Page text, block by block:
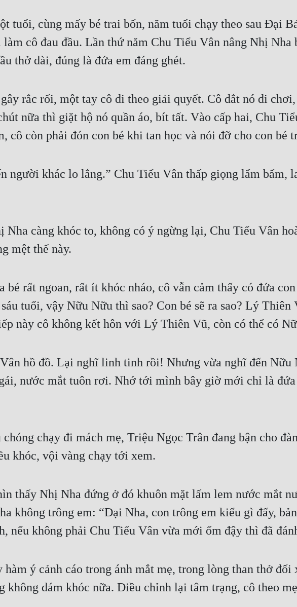
tuổi, cùng mấy bé trai bốn, năm tuổi chạy theo sau Đại
cô đau đầu. Lần thứ năm Chu Tiểu Vân nâng Nhị Nha
thở dài, đúng là đứa em đáng ghét.
rắc rối, một tay cô đi theo giải quyết. Cô dắt nó đi
nữa thì giặt hộ nó quần áo, bít tất. Vào cấp hai, Chu
cô còn phải đón con bé khi tan học và nói đỡ cho con bé
người khác lo lắng.” Chu Tiểu Vân thấp giọng lẩm bẩm,
càng khóc to, không có ý ngừng lại, Chu Tiểu Vân
mệt thế này.
bé rất ngoan, rất ít khóc nháo, cô vẫn cảm thấy có đứa
tuổi, vậy Nữu Nữu thì sao? Con bé sẽ ra sao? Lý Thiên
này cô không kết hôn với Lý Thiên Vũ, còn có thể có
hồ đồ. Lại nghĩ linh tinh rồi! Nhưng vừa nghĩ đến Nữu
nước mắt tuôn rơi. Nhớ tới mình bây giờ mới chỉ là đứa
chạy đi mách mẹ, Triệu Ngọc Trân đang bận cho
khóc, vội vàng chạy tới xem.
thấy Nhị Nha đứng ở đó khuôn mặt lấm lem nước mắt
không trông em: “Đại Nha, con trông em kiểu gì đấy,
nếu không phải Chu Tiểu Vân vừa mới ốm đậy thì đã
ý cảnh cáo trong ánh mắt mẹ, trong lòng than thở
không dám khóc nữa. Điều chỉnh lại tâm trạng, cô theo